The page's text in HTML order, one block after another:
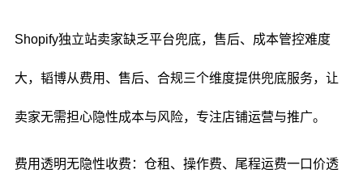
Shopify独立站卖家缺乏平台兜底，售后、成本管控难度
大，韬博从费用、售后、合规三个维度提供兜底服务，让
卖家无需担心隐性成本与风险，专注店铺运营与推广。
费用透明无隐性收费：仓租、操作费、尾程运费一口价透